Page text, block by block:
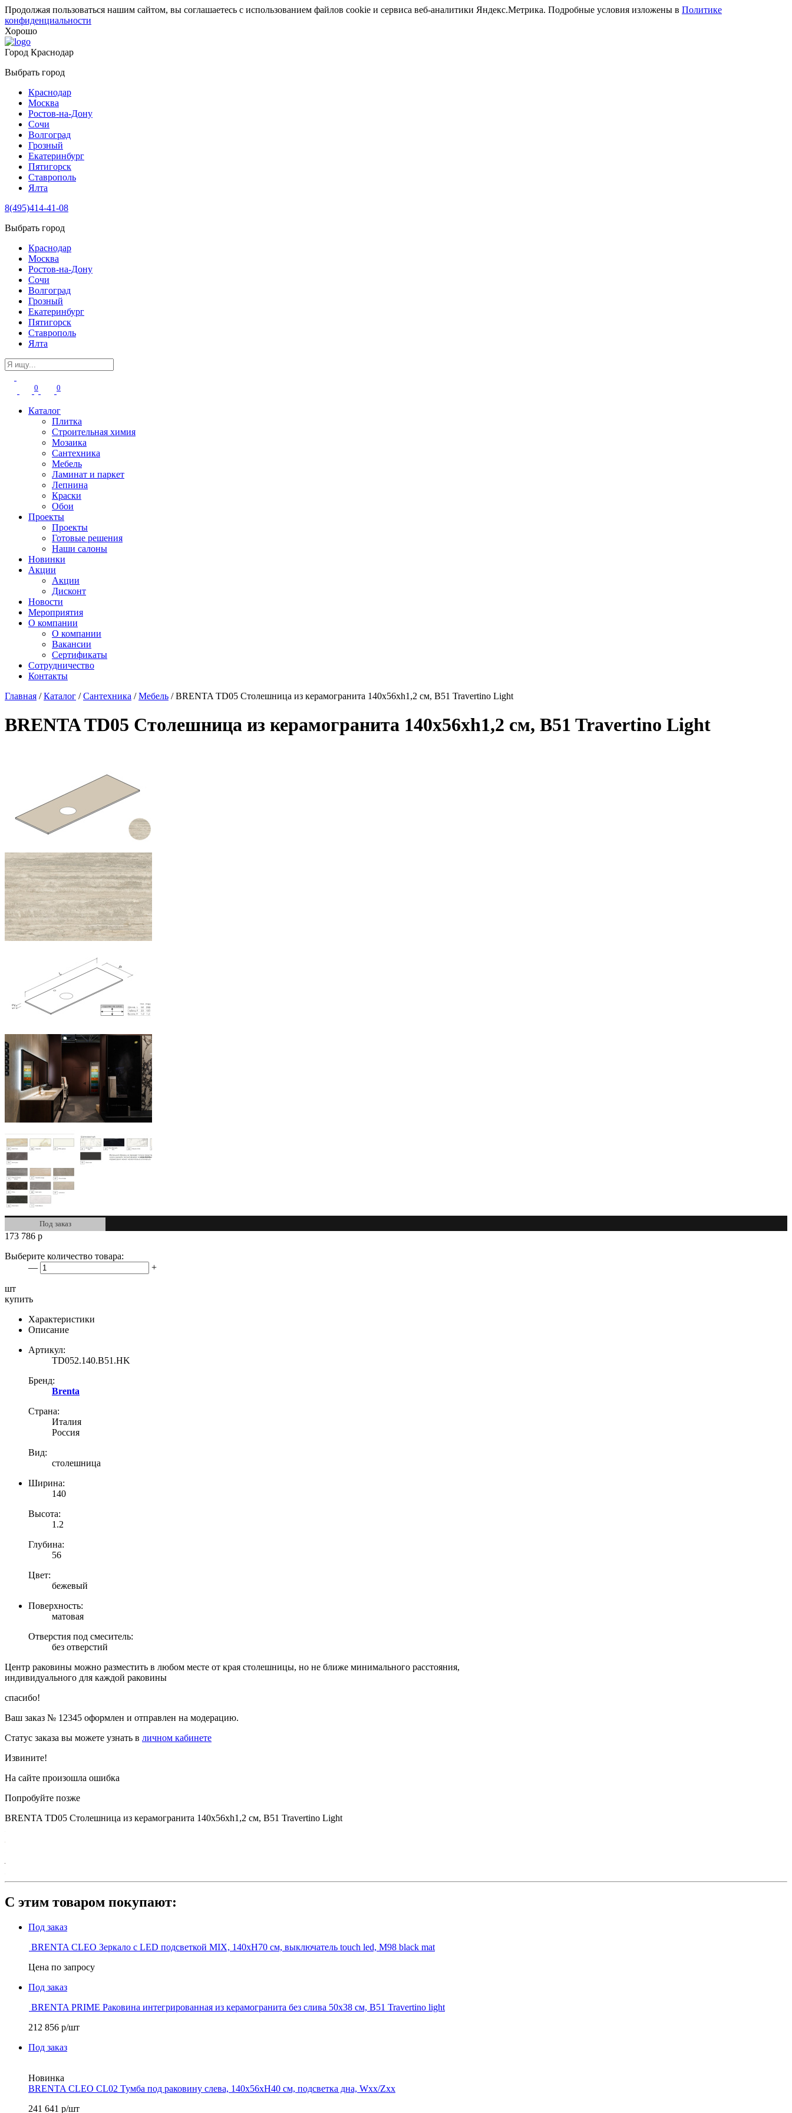
Продолжая пользоваться нашим сайтом, вы соглашаетесь с использованием файлов cookie и сервиса веб-аналитики Яндекс.Метрика. Подробные условия изложены в Политике
конфиденциальности
Хорошо
Город Краснодар
Выбрать город
Краснодар
Москва
Ростов-на-Дону
Сочи
Волгоград
Грозный
Екатеринбург
Пятигорск
Ставрополь
Ялта
8(495)414-41-08
Выбрать город
Краснодар
Москва
Ростов-на-Дону
Сочи
Волгоград
Грозный
Екатеринбург
Пятигорск
Ставрополь
Ялта
0 0
Каталог
Плитка
Строительная химия
Мозаика
Сантехника
Мебель
Ламинат и паркет
Лепнина
Краски
Обои
Проекты
Проекты
Готовые решения
Наши салоны
Новинки
Акции
Акции
Дисконт
Новости
Мероприятия
О компании
О компании
Вакансии
Сертификаты
Сотрудничество
Контакты
Главная /Каталог /Сантехника /Мебель /BRENTA TD05 Столешница из керамогранита 140х56хh1,2 см, B51 Travertino Light
BRENTA TD05 Столешница из керамогранита 140х56хh1,2 см, B51 Travertino Light
Под заказ
173 786 р
Выберите количество товара:
—
+
шт
купить
Характеристики
Описание
Артикул:
TD052.140.B51.HK
Бренд:
Brenta
Страна:
Италия
Россия
Вид:
столешница
Ширина:
140
Высота:
1.2
Глубина:
56
Цвет:
бежевый
Поверхность:
матовая
Отверстия под смеситель:
без отверстий
Центр раковины можно разместить в любом месте от края столешницы, но не ближе минимального расстояния,
индивидуального для каждой раковины
спасибо!
Ваш заказ № 12345 оформлен и отправлен на модерацию.
Статус заказа вы можете узнать в личном кабинете
Извините!
На сайте произошла ошибка
Попробуйте позже
BRENTA TD05 Столешница из керамогранита 140х56хh1,2 см, B51 Travertino Light
С этим товаром покупают:
Под заказ
BRENTA CLEO Зеркало с LED подсветкой MIX, 140хH70 см, выключатель touch led, M98 black mat
Цена по запросу
Под заказ
BRENTA PRIME Раковина интегрированная из керамогранита без слива 50x38 см, B51 Travertino light
212 856 р/шт
Под заказ
Новинка
BRENTA CLEO CL02 Тумба под раковину слева, 140х56хH40 см, подсветка дна, Wxx/Zxx
241 641 р/шт